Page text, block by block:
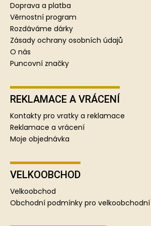
Doprava a platba
Věrnostní program
Rozdáváme dárky
Zásady ochrany osobních údajů
O nás
Puncovní značky
REKLAMACE A VRÁCENÍ
Kontakty pro vratky a reklamace
Reklamace a vrácení
Moje objednávka
VELKOOBCHOD
Velkoobchod
Obchodní podmínky pro